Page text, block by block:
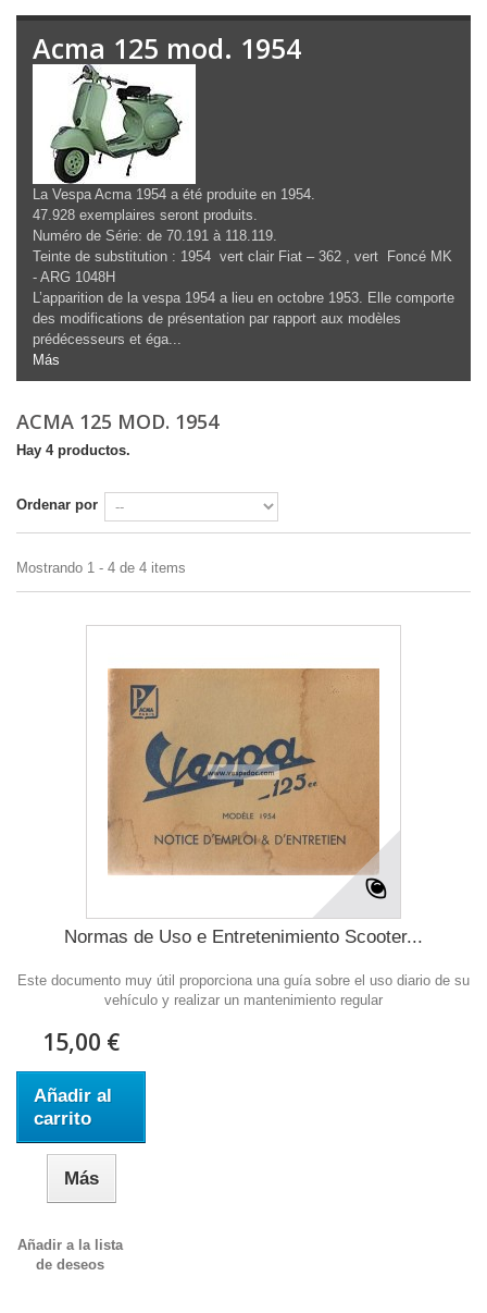
Acma 125 mod. 1954
La Vespa Acma 1954 a été produite en 1954.
47.928 exemplaires seront produits.
Numéro de Série: de 70.191 à 118.119.
Teinte de substitution : 1954 vert clair Fiat – 362 , vert Foncé MK
- ARG 1048H
L’apparition de la vespa 1954 a lieu en octobre 1953. Elle comporte
des modifications de présentation par rapport aux modèles
prédécesseurs et éga...
Más
ACMA 125 MOD. 1954
Hay 4 productos.
Ordenar por
Mostrando 1 - 4 de 4 items
Normas de Uso e Entretenimiento Scooter...
Este documento muy útil proporciona una guía sobre el uso diario de su
vehículo y realizar un mantenimiento regular
15,00 €
Añadir al
carrito
Más
Añadir a la lista
de deseos